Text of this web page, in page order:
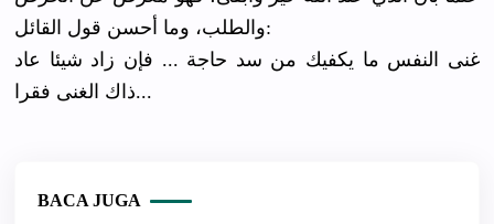
والطلب، وما أحسن قول القائل:
غنى النفس ما يكفيك من سد حاجة ... فإن زاد شيئا عاد
ذاك الغنى فقرا...
BACA JUGA